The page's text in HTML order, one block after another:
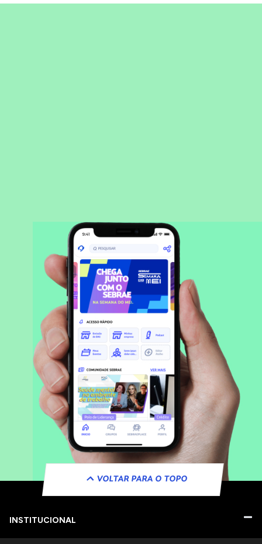
VOLTAR PARA O TOPO
INSTITUCIONAL